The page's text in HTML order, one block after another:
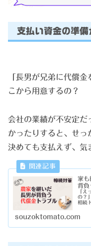
支払い資金の準備
「長男が兄弟に代償
こから用意するの？
会社の業績が不安定だ
かったりすると、せっ
決めても支払えず、気
家も
背
「え
の？
相続
souzoktomato.com